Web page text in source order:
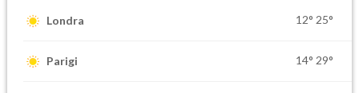
Londra 12° 25°
Parigi 14° 29°